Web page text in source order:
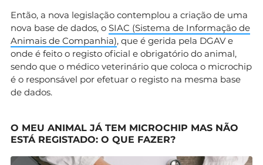
Então, a nova legislação contemplou a criação de uma
nova base de dados, o SIAC (Sistema de Informação de
Animais de Companhia), que é gerida pela DGAV e
onde é feito o registo oficial e obrigatório do animal,
sendo que o médico veterinário que coloca o microchip
é o responsável por efetuar o registo na mesma base
de dados.
O MEU ANIMAL JÁ TEM MICROCHIP MAS NÃO
ESTÁ REGISTADO: O QUE FAZER?